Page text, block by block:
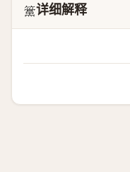
𥸈详细解释